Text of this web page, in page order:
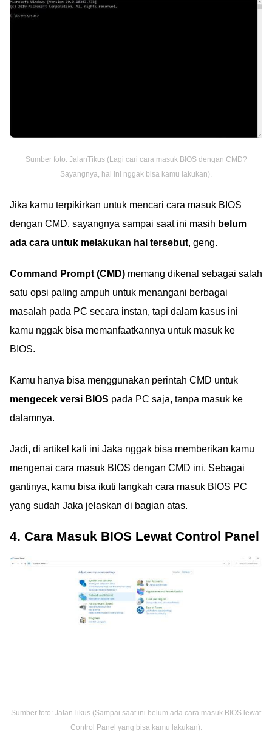
Sumber foto: JalanTikus (Lagi cari cara masuk BIOS dengan CMD?
Sayangnya, hal ini nggak bisa kamu lakukan).
Jika kamu terpikirkan untuk mencari cara masuk BIOS
dengan CMD, sayangnya sampai saat ini masih belum
ada cara untuk melakukan hal tersebut, geng.
Command Prompt (CMD) memang dikenal sebagai salah
satu opsi paling ampuh untuk menangani berbagai
masalah pada PC secara instan, tapi dalam kasus ini
kamu nggak bisa memanfaatkannya untuk masuk ke
BIOS.
Kamu hanya bisa menggunakan perintah CMD untuk
mengecek versi BIOS pada PC saja, tanpa masuk ke
dalamnya.
Jadi, di artikel kali ini Jaka nggak bisa memberikan kamu
mengenai cara masuk BIOS dengan CMD ini. Sebagai
gantinya, kamu bisa ikuti langkah cara masuk BIOS PC
yang sudah Jaka jelaskan di bagian atas.
4. Cara Masuk BIOS Lewat Control Panel
Sumber foto: JalanTikus (Sampai saat ini belum ada cara masuk BIOS lewat
Control Panel yang bisa kamu lakukan).